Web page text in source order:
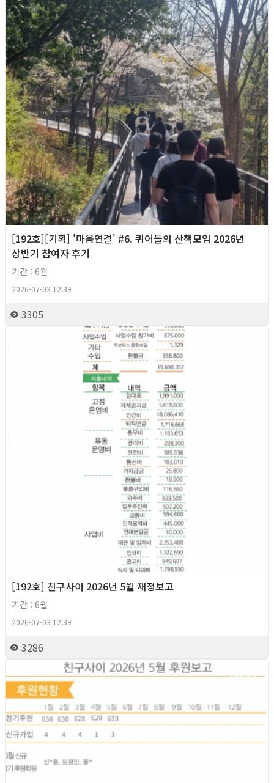
[192호][기획] '마음연결' #6. 퀴어들의 산책모임 2026년
상반기 참여자 후기
기간 : 6월
2026-07-03 12:39
3305
[192호] 친구사이 2026년 5월 재정보고
기간 : 6월
2026-07-03 12:39
3286
2026년